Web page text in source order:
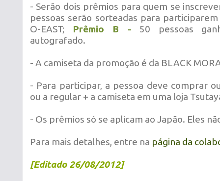
- Serão dois prêmios para quem se
pessoas serão sorteadas para
O-EAST;
Prêmio B - 50 pessoas
autografado.
- A camiseta da promoção é da BLACK
- Para participar, a pessoa deve comprar
ou a regular + a camiseta em uma loja
- Os prêmios só se aplicam ao Japão. Eles
Para mais detalhes, entre na página da
[Editado 26/08/2012]